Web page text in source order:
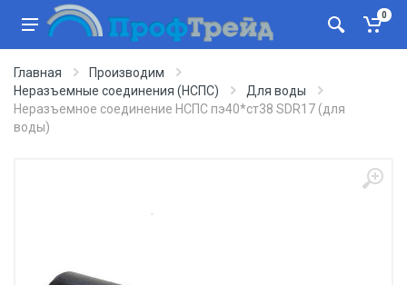
0
Главная
Производим
Неразъемные соединения (НСПС)
Для воды
Неразъемное соединение НСПС пэ40*ст38 SDR17 (для
воды)